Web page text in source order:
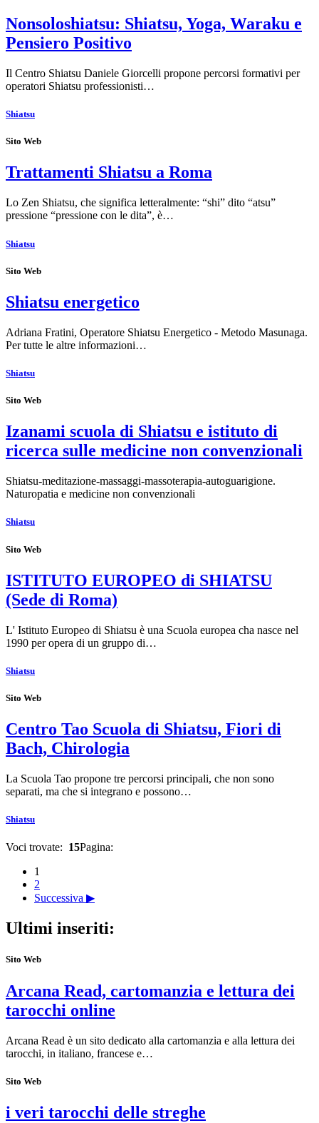
Nonsoloshiatsu: Shiatsu, Yoga, Waraku e
Pensiero Positivo
Il Centro Shiatsu Daniele Giorcelli propone percorsi formativi per
operatori Shiatsu professionisti…
Shiatsu
Sito Web
Trattamenti Shiatsu a Roma
Lo Zen Shiatsu, che significa letteralmente: “shi” dito “atsu”
pressione “pressione con le dita”, è…
Shiatsu
Sito Web
Shiatsu energetico
Adriana Fratini, Operatore Shiatsu Energetico - Metodo Masunaga.
Per tutte le altre informazioni…
Shiatsu
Sito Web
Izanami scuola di Shiatsu e istituto di
ricerca sulle medicine non convenzionali
Shiatsu-meditazione-massaggi-massoterapia-autoguarigione.
Naturopatia e medicine non convenzionali
Shiatsu
Sito Web
ISTITUTO EUROPEO di SHIATSU
(Sede di Roma)
L' Istituto Europeo di Shiatsu è una Scuola europea cha nasce nel
1990 per opera di un gruppo di…
Shiatsu
Sito Web
Centro Tao Scuola di Shiatsu, Fiori di
Bach, Chirologia
La Scuola Tao propone tre percorsi principali, che non sono
separati, ma che si integrano e possono…
Shiatsu
Voci trovate: 15Pagina:
1
2
Successiva ▶
Ultimi inseriti:
Sito Web
Arcana Read, cartomanzia e lettura dei
tarocchi online
Arcana Read è un sito dedicato alla cartomanzia e alla lettura dei
tarocchi, in italiano, francese e…
Sito Web
i veri tarocchi delle streghe